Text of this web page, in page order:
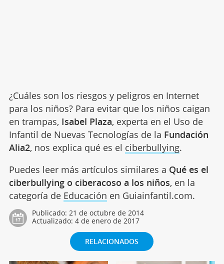
¿Cuáles son los riesgos y peligros en Internet
para los niños? Para evitar que los niños caigan
en trampas, Isabel Plaza, experta en el Uso de
Infantil de Nuevas Tecnologías de la Fundación
Alia2, nos explica qué es el ciberbullying.
Puedes leer más artículos similares a Qué es el
ciberbullying o ciberacoso a los niños, en la
categoría de Educación en Guiainfantil.com.
Publicado: 21 de octubre de 2014
Actualizado: 4 de enero de 2017
RELACIONADOS